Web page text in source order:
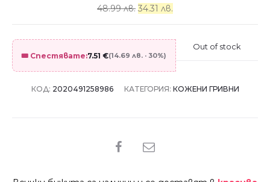
48.99 лв. 34.31 лв.
🎟️ Спестявате:7.51€(14.69 лв. · 30%)
Out of stock
КОД: 2020491258986 КАТЕГОРИЯ: КОЖЕНИ ГРИВНИ
SHARE